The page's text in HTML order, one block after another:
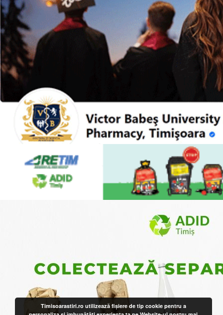
Timisoarastiri.ro utilizează fişiere de tip cookie pentru a